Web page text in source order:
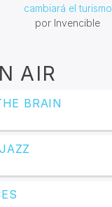
cambiará el turismo
por Invencible
AIR
BRAIN